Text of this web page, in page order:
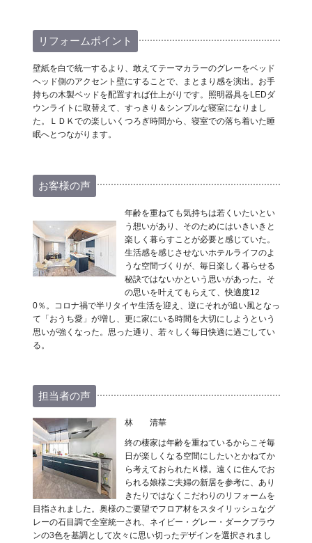
リフォームポイント
壁紙を白で統一するより、敢えてテーマカラーのグレーをベッド
ヘッド側のアクセント壁にすることで、まとまり感を演出。お手
持ちの木製ベッドを配置すれば仕上がりです。照明器具をLEDダ
ウンライトに取替えて、すっきり＆シンプルな寝室になりまし
た。ＬＤＫでの楽しいくつろぎ時間から、寝室での落ち着いた睡
眠へとつながります。
お客様の声
年齢を重ねても気持ちは若くいたいとい
う想いがあり、そのためにはいきいきと
楽しく暮らすことが必要と感じていた。
生活感を感じさせないホテルライフのよ
うな空間づくりが、毎日楽しく暮らせる
秘訣ではないかという思いがあった。そ
の思いを叶えてもらえて、快適度12
0％。コロナ禍で半リタイヤ生活を迎え、逆にそれが追い風となっ
て「おうち愛」が増し、更に家にいる時間を大切にしようという
思いが強くなった。思った通り、若々しく毎日快適に過ごしてい
る。
担当者の声
林 清華
終の棲家は年齢を重ねているからこそ毎
日が楽しくなる空間にしたいとかねてか
ら考えておられたＫ様。遠くに住んでお
られる娘様ご夫婦の新居を参考に、あり
きたりではなくこだわりのリフォームを
目指されました。奥様のご要望でフロア材をスタイリッシュなグ
レーの石目調で全室統一され、ネイビー・グレー・ダークブラウ
ンの3色を基調として次々に思い切ったデザインを選択されまし